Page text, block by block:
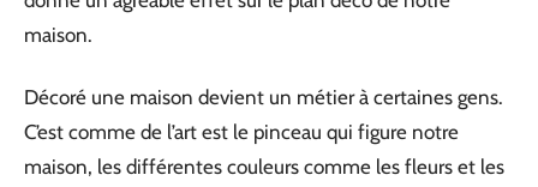
maison.
Décoré une maison devient un métier à certaines gens.
C’est comme de l’art est le pinceau qui figure notre
maison, les différentes couleurs comme les fleurs et les